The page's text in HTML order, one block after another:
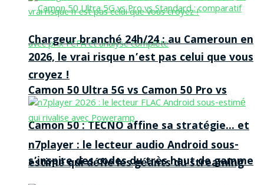
Camon 50 Ultra 5G vs Camon 50 Pro vs
Camon 50 : TECNO affine sa stratégie… et
s’inspire des codes du très haut de gamme
Chargeur branché 24h/24 : au Cameroun en
2026, le vrai risque n’est pas celui que vous
croyez !
n7player : le lecteur audio Android sous-
estimé qui défie les géants du streaming